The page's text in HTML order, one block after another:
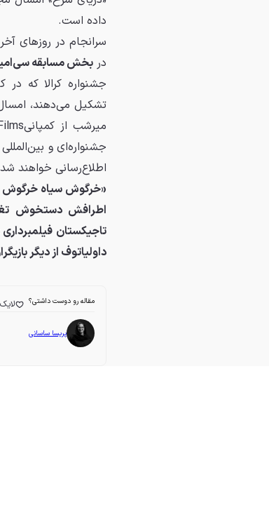
داده است.
سرانجام در روزهای
دربخش مسابقه
جشنواره کرالا که
جشنواره‌ای و
اطلاع‌رسانی خواهند
«خرگوش سیاه خرگوش
اطرافش دستخوش
تاجیکستان فیلمبرداری
داولیاتوف از دیگر
مقاله رو دوست داشتی؟ لایک
پریسا ساسانی